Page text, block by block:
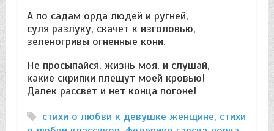
А по садам орда людей и ругней,
суля разлуку, скачет к изголовью,
зеленогривы огненные кони.
Не просыпайся, жизнь моя, и слушай,
какие скрипки плещут моей кровью!
Далек рассвет и нет конца погоне!
стихи о любви к девушке женщине, стихи